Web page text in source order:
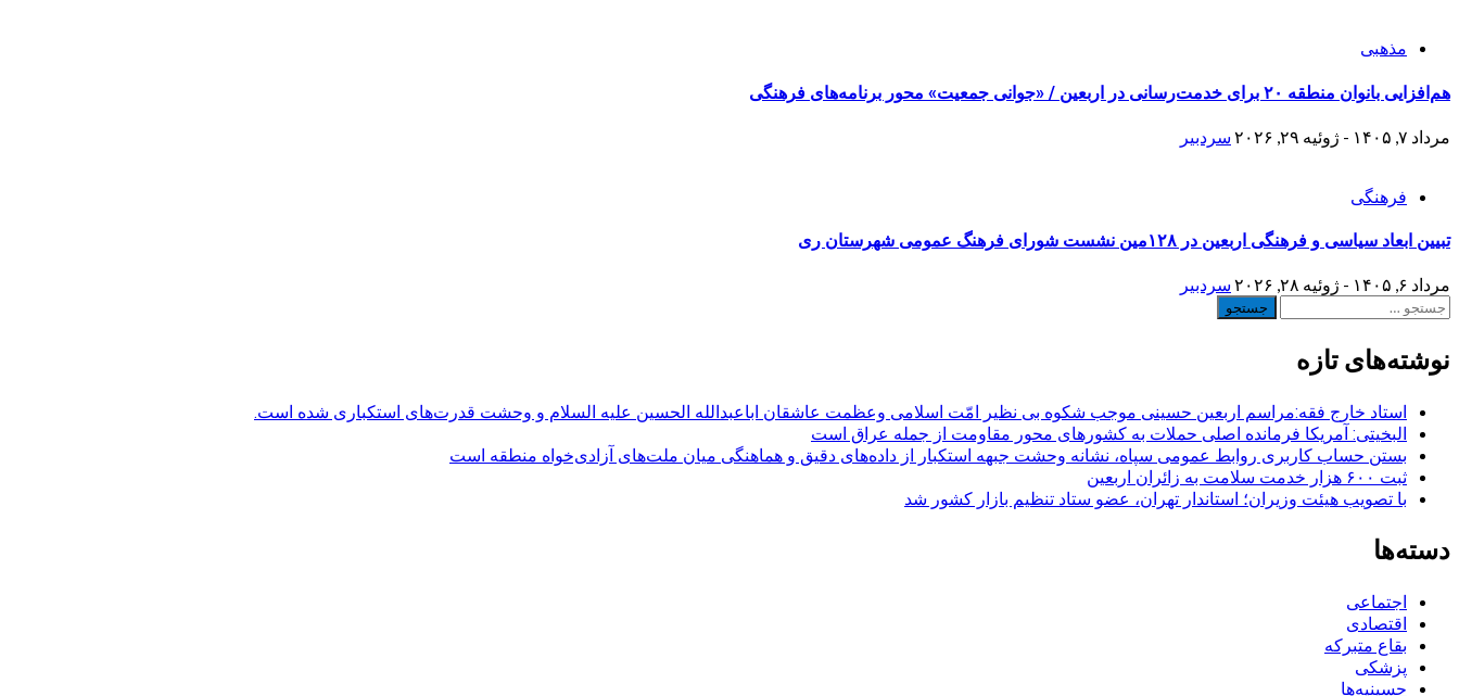
مذهبی
هم‌افزایی بانوان منطقه ۲۰ برای خدمت‌رسانی در اربعین / «جوانی جمعیت» محور برنامه‌های فرهنگی
مرداد ۷, ۱۴۰۵ - ژوئیه ۲۹, ۲۰۲۶ سردبیر
فرهنگی
تبیین ابعاد سیاسی و فرهنگی اربعین در ۱۲۸مین نشست شورای فرهنگ عمومی شهرستان ری
مرداد ۶, ۱۴۰۵ - ژوئیه ۲۸, ۲۰۲۶
سردبیر
جستجو
نوشته‌های تازه
استاد خارج فقه:مراسم اربعین حسینی موجب شکوه بی نظیر امّت اسلامی وعظمت عاشقان اباعبدالله الحسین علیه السلام و وحشت قدرت‌های استکباری شده است.
البخیتی: آمریکا فرمانده اصلی حملات به کشورهای محور مقاومت از جمله عراق است
بستن حساب کاربری روابط عمومی سپاه، نشانه‌ وحشت جبهه استکبار از داده‌های دقیق و هماهنگی میان ملت‌های آزادی‌خواه منطقه است
ثبت ۶۰۰ هزار خدمت سلامت به زائران اربعین
با تصویب هیئت وزیران؛ استاندار تهران، عضو ستاد تنظیم بازار کشور شد
دسته‌ها
اجتماعی
اقتصادی
بقاع متبرکه
پزشکی
حسینیه‌ها